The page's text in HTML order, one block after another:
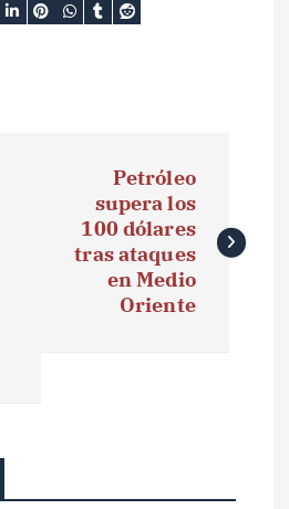
Petróleo
supera los
100 dólares
tras ataques
en Medio
Oriente